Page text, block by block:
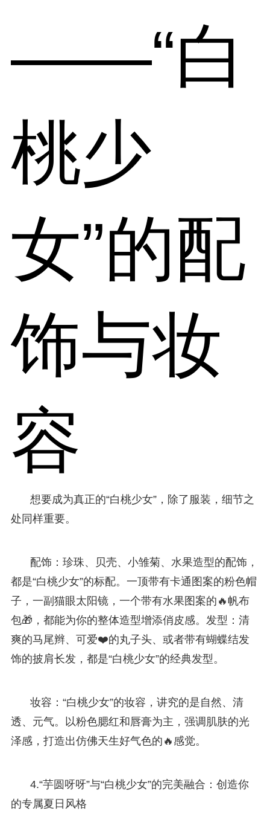
——“白
桃少
女”的配
饰与妆
容
想要成为真正的“白桃少女”，除了服装，细节之
处同样重要。
配饰：珍珠、贝壳、小雏菊、水果造型的配饰，
都是“白桃少女”的标配。一顶带有卡通图案的粉色帽
子，一副猫眼太阳镜，一个带有水果图案的🔥帆布
包🎁，都能为你的整体造型增添俏皮感。发型：清
爽的马尾辫、可爱❤️的丸子头、或者带有蝴蝶结发
饰的披肩长发，都是“白桃少女”的经典发型。
妆容：“白桃少女”的妆容，讲究的是自然、清
透、元气。以粉色腮红和唇膏为主，强调肌肤的光
泽感，打造出仿佛天生好气色的🔥感觉。
4.“芋圆呀呀”与“白桃少女”的完美融合：创造你
的专属夏日风格